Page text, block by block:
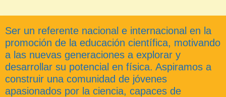
Ser un referente nacional e internacional en la
promoción de la educación científica, motivando
a las nuevas generaciones a explorar y
desarrollar su potencial en física. Aspiramos a
construir una comunidad de jóvenes
apasionados por la ciencia, capaces de